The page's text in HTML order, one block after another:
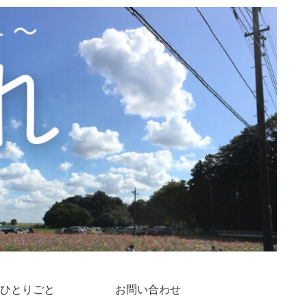
ひとりごと お問い合わせ